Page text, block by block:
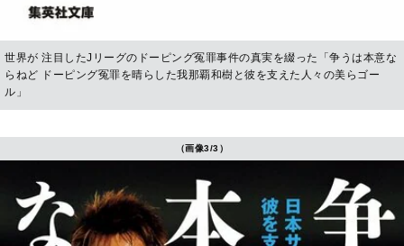
世界が 注目したJリーグのドーピング冤罪事件の真実を綴った「争うは本意な
らねど ドーピング冤罪を晴らした我那覇和樹と彼を支えた人々の美らゴー
ル」
（画像3/3）